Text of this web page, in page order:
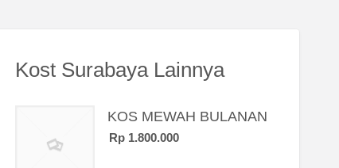
Kost Surabaya Lainnya
KOS MEWAH BULANAN
Rp 1.800.000